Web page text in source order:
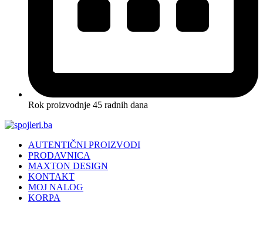
Rok proizvodnje 45 radnih dana
AUTENTIČNI PROIZVODI
PRODAVNICA
MAXTON DESIGN
KONTAKT
MOJ NALOG
KORPA